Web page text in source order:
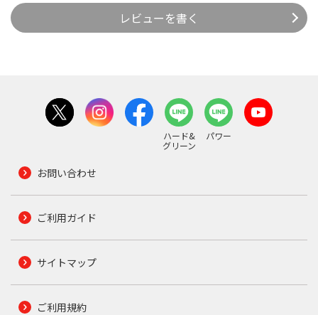
レビューを書く
ハード&
グリーン
パワー
お問い合わせ
ご利用ガイド
サイトマップ
ご利用規約